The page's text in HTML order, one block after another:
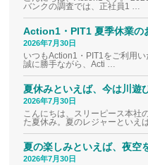
バンクの調査では、正社員1 …
Action1・PIT1 夏季休業の
2026年7月30日
いつもAction1・PIT1をご利用
誠に勝手ながら、Acti …
夏休みといえば、今は川遊
2026年7月30日
こんにちは、スリーピース本社
た夏休み。夏のレジャーといえ
夏の楽しみといえば、夜空
2026年7月30日